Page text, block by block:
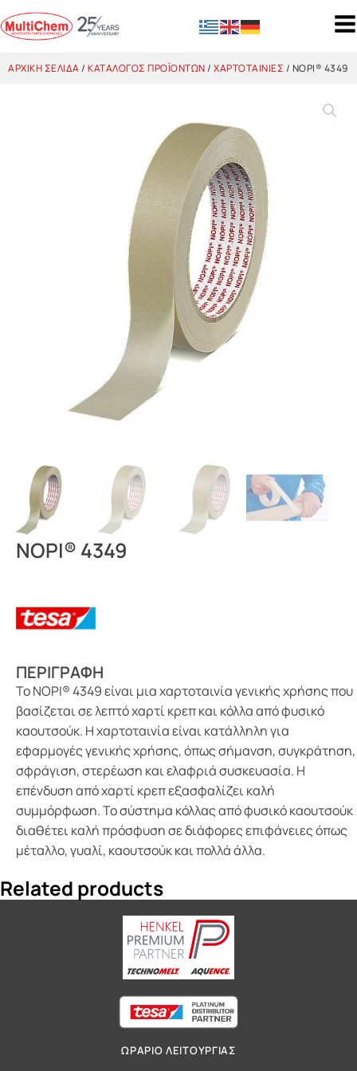
ΑΡΧΙΚΉ ΣΕΛΊΔΑ/ ΚΑΤΆΛΟΓΟΣ ΠΡΟΪΌΝΤΩΝ/ ΧΑΡΤΟΤΑΙΝΊΕΣ / NOPI® 4349
NOPI® 4349
ΠΕΡΙΓΡΑΦΗ
Το NOPI® 4349 είναι μια χαρτοταινία γενικής χρήσης που
βασίζεται σε λεπτό χαρτί κρεπ και κόλλα από φυσικό
καουτσούκ. Η χαρτοταινία είναι κατάλληλη για
εφαρμογές γενικής χρήσης, όπως σήμανση, συγκράτηση,
σφράγιση, στερέωση και ελαφριά συσκευασία. Η
επένδυση από χαρτί κρεπ εξασφαλίζει καλή
συμμόρφωση. Το σύστημα κόλλας από φυσικό καουτσούκ
διαθέτει καλή πρόσφυση σε διάφορες επιφάνειες όπως
μέταλλο, γυαλί, καουτσούκ και πολλά άλλα.
Related products
ΩΡΑΡΙΟ ΛΕΙΤΟΥΡΓΙΑΣ